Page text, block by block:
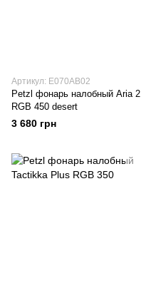
Артикул: E070AB02
Petzl фонарь налобный Aria 2
RGB 450 desert
3 680 грн